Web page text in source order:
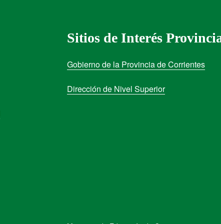
Sitios de Interés
Gobierno de la Provincia de Corrientes
Dirección de Nivel Superior